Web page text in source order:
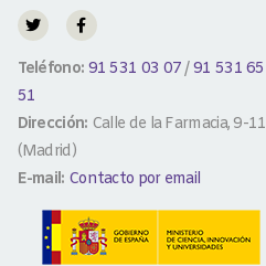
Teléfono: 91 531 03 07/91 531 65
51
Dirección: Calle de la Farmacia, 9-11
(Madrid)
E-mail: Contacto por email